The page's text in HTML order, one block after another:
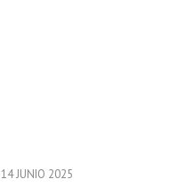
14 JUNIO 2025